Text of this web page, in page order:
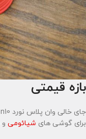
بازه قیمتی
برای گوشی های شیائومی و